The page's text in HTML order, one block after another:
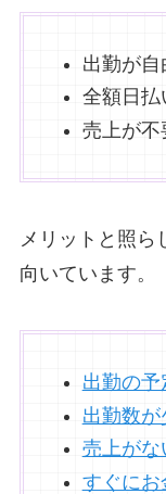
出勤が自
全額日払
売上が不
メリットと照ら
向いています。
出勤の予
出勤数が
売上がな
すぐにお